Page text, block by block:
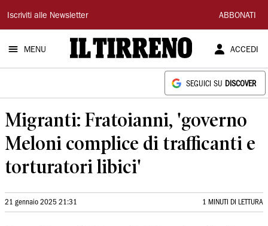
Il
Tirreno
Iscriviti alle Newsletter ABBONATI
MENU ACCEDI
SEGUICI SU DISCOVER
Migranti: Fratoianni, 'governo
Meloni complice di trafficanti e
torturatori libici'
21 gennaio 2025 21:31 1 MINUTI DI LETTURA